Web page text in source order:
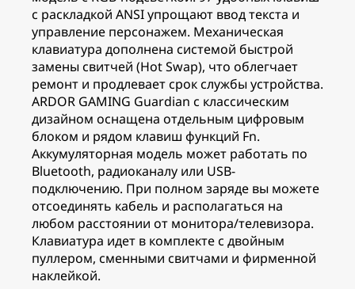
с раскладкой ANSI упрощают ввод текста и
управление персонажем. Механическая
клавиатура дополнена системой быстрой
замены свитчей (Hot Swap), что облегчает
ремонт и продлевает срок службы устройства.
ARDOR GAMING Guardian с классическим
дизайном оснащена отдельным цифровым
блоком и рядом клавиш функций Fn.
Аккумуляторная модель может работать по
Bluetooth, радиоканалу или USB-
подключению. При полном заряде вы можете
отсоединять кабель и располагаться на
любом расстоянии от монитора/телевизора.
Клавиатура идет в комплекте с двойным
пуллером, сменными свитчами и фирменной
наклейкой.